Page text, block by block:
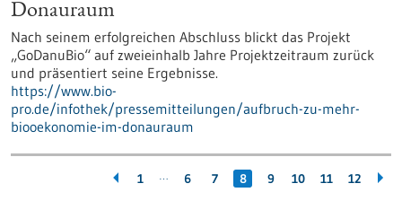
Donauraum
Nach seinem erfolgreichen Abschluss blickt das Projekt
„GoDanuBio“ auf zweieinhalb Jahre Projektzeitraum zurück
und präsentiert seine Ergebnisse.
https://www.bio-
pro.de/infothek/pressemitteilungen/aufbruch-zu-mehr-
biooekonomie-im-donauraum
1 … 6 7 8 9 10 11 12